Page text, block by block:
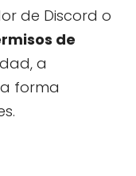
de Discord o
de
a
forma